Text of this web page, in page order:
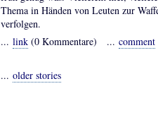
Thema in Händen von Leuten zur
verfolgen.
... link (0 Kommentare) ... comment
... older stories